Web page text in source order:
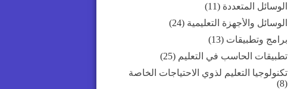
الوسائل المتعددة (11)
الوسائل والأجهزة التعليمية (24)
برامج وتطبيقات (13)
تطبيقات الحاسب في التعليم (25)
تكنولوجيا التعليم لذوي الاحتياجات الخاصة
(8)